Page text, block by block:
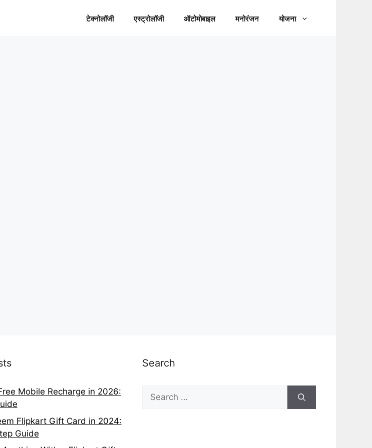
टेक्नोलॉजी एस्ट्रोलॉजी ऑटोमोबाइल मनोरंजन योजना
Mobile Recharge in 2026:
Flipkart Gift Card in 2024:
Guide
Search
Search
for: